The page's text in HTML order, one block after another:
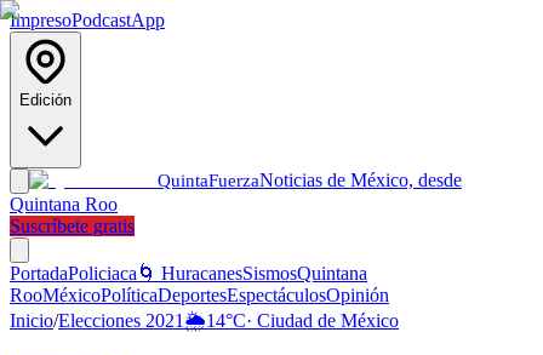
ImpresoPodcastApp
Edición
QuintaFuerzaNoticias de México, desde
Quintana Roo
Suscríbete gratis
PortadaPoliciaca 🌀 HuracanesSismosQuintana
RooMéxicoPolíticaDeportesEspectáculosOpinión
Inicio/Elecciones 2021 🌦️14°C· Ciudad de México